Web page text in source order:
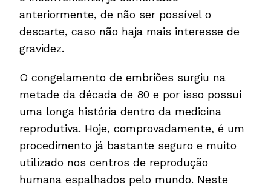
anteriormente, de não ser possível o
descarte, caso não haja mais interesse de
gravidez.
O congelamento de embriões surgiu na
metade da década de 80 e por isso possui
uma longa história dentro da medicina
reprodutiva. Hoje, comprovadamente, é um
procedimento já bastante seguro e muito
utilizado nos centros de reprodução
humana espalhados pelo mundo. Neste